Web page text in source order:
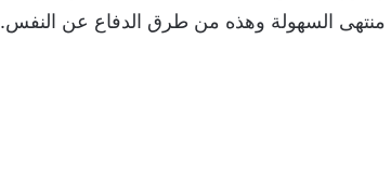
منتهى السهولة وهذه من طرق الدفاع عن النفس.